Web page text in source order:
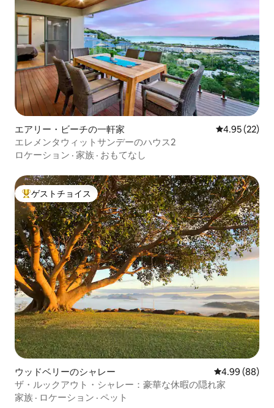
エアリー・ビーチの一軒家 レビュー22
4.95 (22)
エレメンタウィットサンデーのハウス2
ロケーション · 家族 · おもてなし
大好評のゲストチョイスです。
ゲストチョイス
ウッドベリーのシャレー レビュー88件
4.99 (88)
ザ・ルックアウト・シャレー：豪華な休暇の隠れ家
家族 · ロケーション · ペット